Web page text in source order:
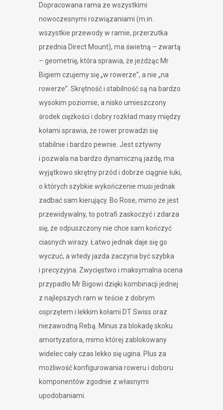
Dopracowana rama ze wszystkimi
nowoczesnymi rozwiązaniami (m.in.
wszystkie przewody w ramie, przerzutka
przednia Direct Mount), ma świetną – zwartą
– geometrię, która sprawia, że jeżdżąc Mr
Bigiem czujemy się „w rowerze”, a nie „na
rowerze”. Skrętność i stabilność są na bardzo
wysokim poziomie, a nisko umieszczony
środek ciężkości i dobry rozkład masy między
kołami sprawia, że rower prowadzi się
stabilnie i bardzo pewnie. Jest sztywny
i pozwala na bardzo dynamiczną jazdę, ma
wyjątkowo skrętny przód i dobrze ciągnie łuki,
o których szybkie wykończenie musi jednak
zadbać sam kierujący. Bo Rose, mimo że jest
przewidywalny, to potrafi zaskoczyć i zdarza
się, że odpuszczony nie chce sam kończyć
ciasnych wiraży. Łatwo jednak daje się go
wyczuć, a wtedy jazda zaczyna być szybka
i precyzyjna. Zwycięstwo i maksymalna ocena
przypadło Mr Bigowi dzięki kombinacji jednej
z najlepszych ram w teście z dobrym
osprzętem i lekkim kołami DT Swiss oraz
niezawodną Rebą. Minus za blokadę skoku
amortyzatora, mimo której zablokowany
widelec cały czas lekko się ugina. Plus za
możliwość konfigurowania roweru i doboru
komponentów zgodnie z własnymi
upodobaniami.